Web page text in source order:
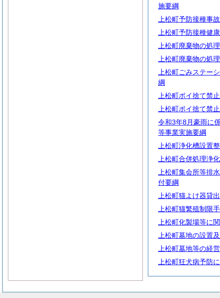
施要綱
上松町予防接種事
上松町予防接種健
上松町廃棄物の処
上松町廃棄物の処
上松町ごみステー
綱
上松町ポイ捨て禁
上松町ポイ捨て禁
令和3年8月豪雨に
等事業実施要綱
上松町浄化槽設置
上松町合併処理浄
上松町集会所等排
付要綱
上松町猫よけ器貸
上松町猫繁殖制限
上松町化製場等に
上松町墓地の設置
上松町墓地等の経
上松町狂犬病予防